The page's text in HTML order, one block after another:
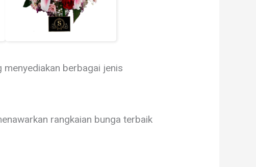
berbagai jenis
rangkaian bunga terbaik